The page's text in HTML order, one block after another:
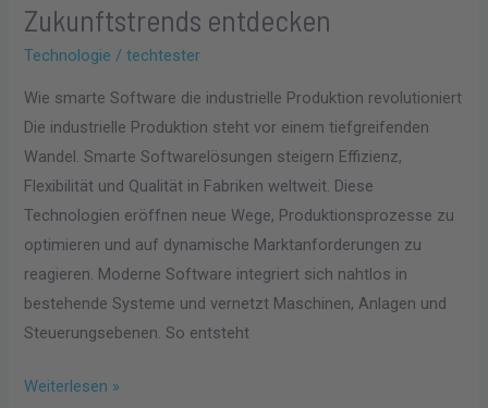
Zukunftstrends entdecken
Technologie /techtester
Wie smarte Software die industrielle Produktion revolutioniert
Die industrielle Produktion steht vor einem tiefgreifenden
Wandel. Smarte Softwarelösungen steigern Effizienz,
Flexibilität und Qualität in Fabriken weltweit. Diese
Technologien eröffnen neue Wege, Produktionsprozesse zu
optimieren und auf dynamische Marktanforderungen zu
reagieren. Moderne Software integriert sich nahtlos in
bestehende Systeme und vernetzt Maschinen, Anlagen und
Steuerungsebenen. So entsteht
Weiterlesen »